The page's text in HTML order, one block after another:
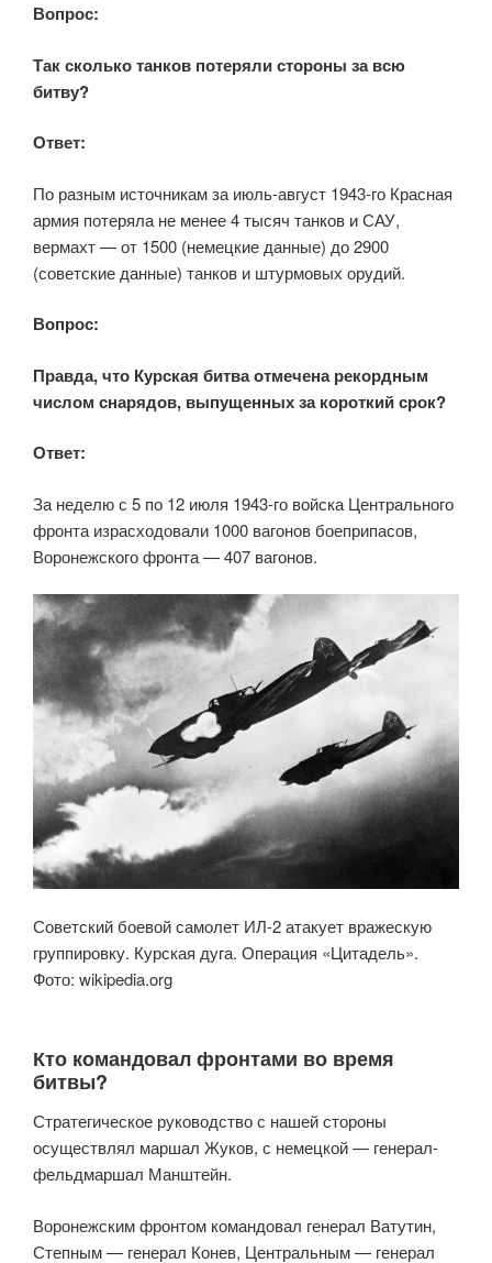
Вопрос:
Так сколько танков потеряли стороны за всю
битву?
Ответ:
По разным источникам за июль-август 1943-го Красная
армия потеряла не менее 4 тысяч танков и САУ,
вермахт — от 1500 (немецкие данные) до 2900
(советские данные) танков и штурмовых орудий.
Вопрос:
Правда, что Курская битва отмечена рекордным
числом снарядов, выпущенных за короткий срок?
Ответ:
За неделю с 5 по 12 июля 1943-го войска Центрального
фронта израсходовали 1000 вагонов боеприпасов,
Воронежского фронта — 407 вагонов.
Советский боевой самолет ИЛ-2 атакует вражескую
группировку. Курская дуга. Операция «Цитадель».
Фото: wikipedia.org
Кто командовал фронтами во время
битвы?
Стратегическое руководство с нашей стороны
осуществлял маршал Жуков, с немецкой — генерал-
фельдмаршал Манштейн.
Воронежским фронтом командовал генерал Ватутин,
Степным — генерал Конев, Центральным — генерал